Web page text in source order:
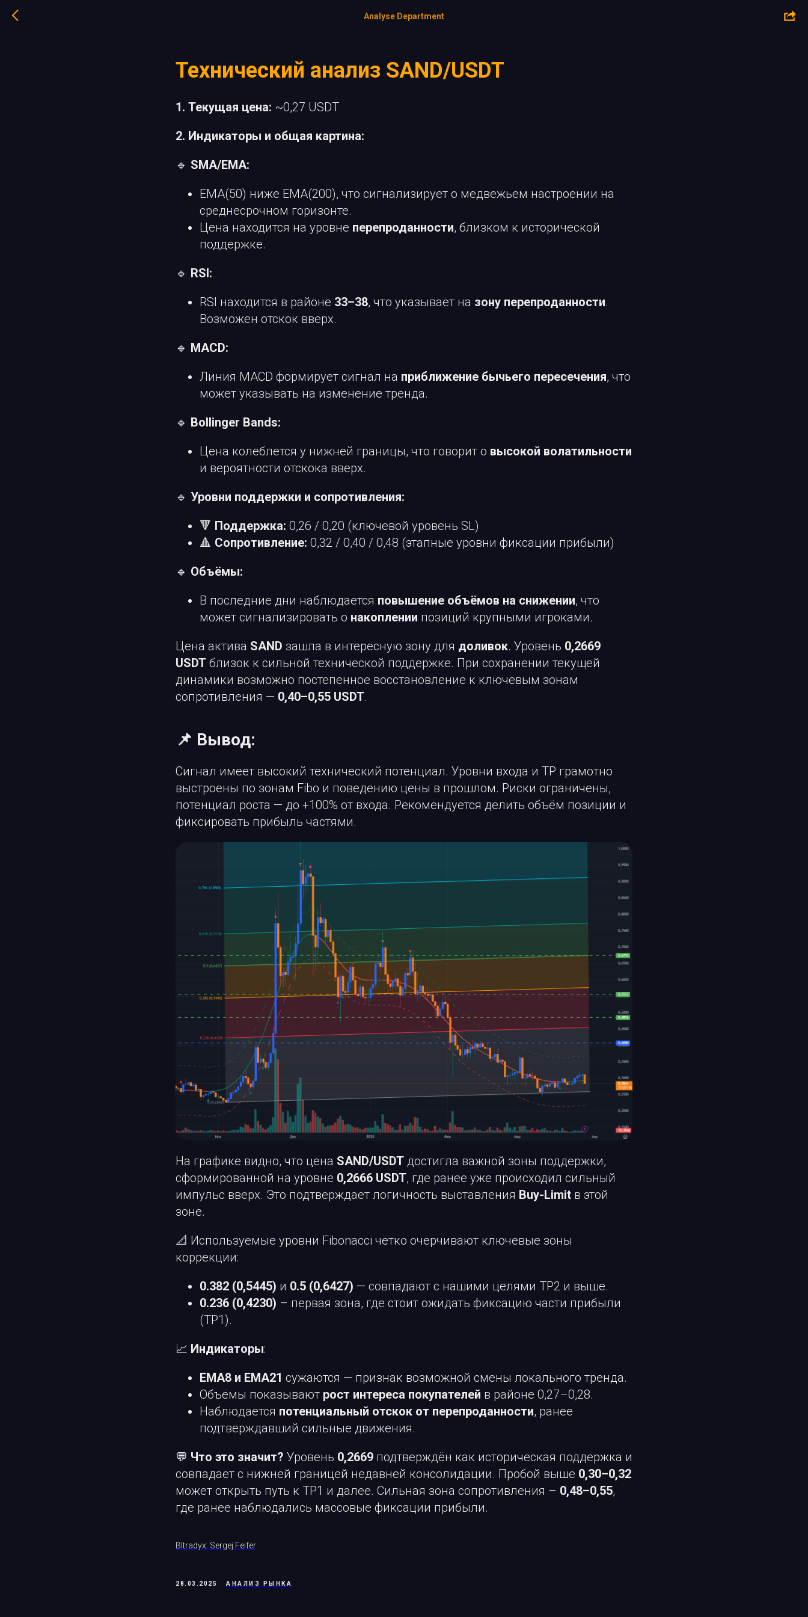
Analyse Department
Технический анализ SAND/USDT
1. Текущая цена: ~0,27 USDT
2. Индикаторы и общая картина:
🔹 SMA/EMA:
EMA(50) ниже EMA(200), что сигнализирует о медвежьем настроении на
среднесрочном горизонте.
Цена находится на уровне перепроданности, близком к исторической
поддержке.
🔹 RSI:
RSI находится в районе 33–38, что указывает на зону перепроданности.
Возможен отскок вверх.
🔹 MACD:
Линия MACD формирует сигнал на приближение бычьего пересечения, что
может указывать на изменение тренда.
🔹 Bollinger Bands:
Цена колеблется у нижней границы, что говорит о высокой волатильности
и вероятности отскока вверх.
🔹 Уровни поддержки и сопротивления:
🔻 Поддержка: 0,26 / 0,20 (ключевой уровень SL)
🔺 Сопротивление: 0,32 / 0,40 / 0,48 (этапные уровни фиксации прибыли)
🔹 Объёмы:
В последние дни наблюдается повышение объёмов на снижении, что
может сигнализировать о накоплении позиций крупными игроками.
Цена актива SAND зашла в интересную зону для доливок. Уровень 0,2669
USDT близок к сильной технической поддержке. При сохранении текущей
динамики возможно постепенное восстановление к ключевым зонам
сопротивления — 0,40–0,55 USDT.
📌 Вывод:
Сигнал имеет высокий технический потенциал. Уровни входа и TP грамотно
выстроены по зонам Fibo и поведению цены в прошлом. Риски ограничены,
потенциал роста — до +100% от входа. Рекомендуется делить объём позиции и
фиксировать прибыль частями.
На графике видно, что цена SAND/USDT достигла важной зоны поддержки,
сформированной на уровне 0,2666 USDT, где ранее уже происходил сильный
импульс вверх. Это подтверждает логичность выставления Buy-Limit в этой
зоне.
📐 Используемые уровни Fibonacci чётко очерчивают ключевые зоны
коррекции:
0.382 (0,5445) и 0.5 (0,6427) — совпадают с нашими целями TP2 и выше.
0.236 (0,4230) – первая зона, где стоит ожидать фиксацию части прибыли
(TP1).
📈 Индикаторы:
EMA8 и EMA21 сужаются — признак возможной смены локального тренда.
Объёмы показывают рост интереса покупателей в районе 0,27–0,28.
Наблюдается потенциальный отскок от перепроданности, ранее
подтверждавший сильные движения.
💬 Что это значит? Уровень 0,2669 подтверждён как историческая поддержка и
совпадает с нижней границей недавней консолидации. Пробой выше 0,30–0,32
может открыть путь к TP1 и далее. Сильная зона сопротивления – 0,48–0,55,
где ранее наблюдались массовые фиксации прибыли.
BItradyx: Sergej Feifer
28.03.2025 АНАЛИЗ РЫНКА